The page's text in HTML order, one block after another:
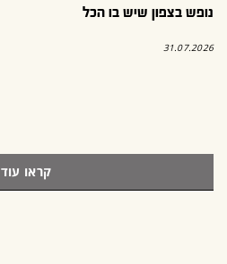
נופש בצפון שיש בו הכל
31.07.2026
קראו עוד